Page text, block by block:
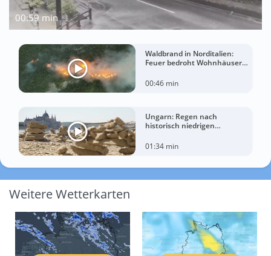
00:59 min
Waldbrand in Norditalien:
Feuer bedroht Wohnhäuser
00:46 min
Ungarn: Regen nach
historisch niedrigen
01:34 min
Weitere Wetterkarten